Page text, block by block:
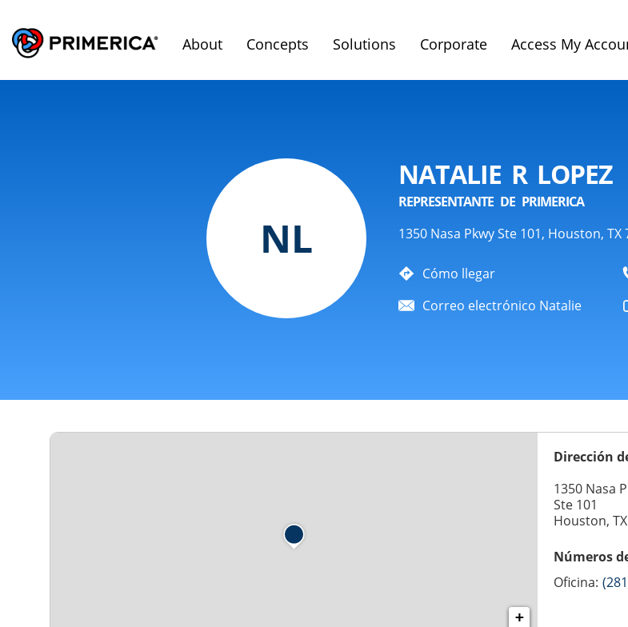
About Concepts Solutions Corporate Access My
NL
NATALIE R LOPEZ
REPRESENTANTE DE PRIMERICA
1350 Nasa Pkwy Ste 101, Houston, TX
Cómo llegar
Correo electrónico Natalie
+
Dirección
1350 Nasa
Ste 101
Houston,
Números
Oficina: